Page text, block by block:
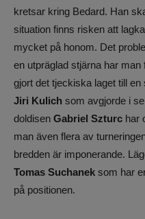
kretsar kring Bedard. Han
situation finns risken att
mycket på honom. Det
en utpräglad stjärna har
gjort det tjeckiska laget till
Jiri Kulich som avgjorde i
doldisen Gabriel Szturc har
man även flera av
bredden är imponerande.
Tomas Suchanek som har
på positionen.